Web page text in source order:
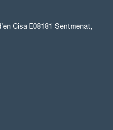
Cisa E08181 Sentmenat,